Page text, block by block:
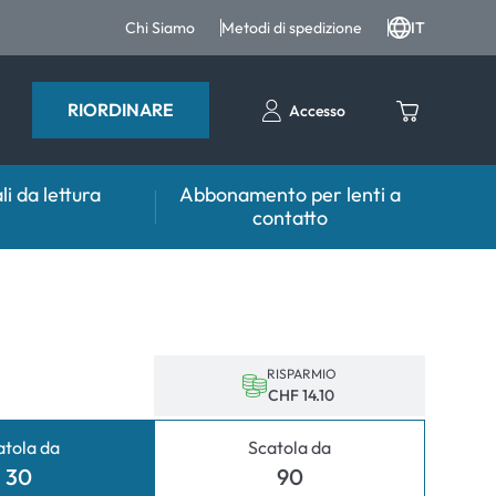
Chi Siamo Metodi di spedizione IT
RIORDINARE Accesso
l'utilizzo
da lettura
Abbonamento per lenti a
contatto
da
30
RISPARMIO
CHF 14.10
Scatola da
90